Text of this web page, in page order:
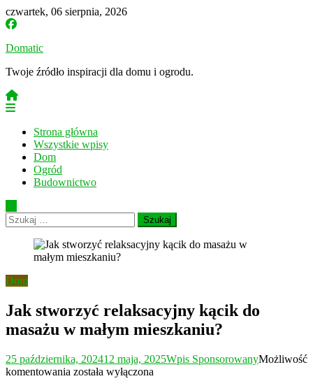
Skip
to
czwartek, 06 sierpnia, 2026
Domatic
Twoje źródło inspiracji dla domu i ogrodu.
Strona główna
Wszystkie wpisy
Dom
Ogród
Budownictwo
Szukaj:
Dom
Jak stworzyć relaksacyjny kącik do
masażu w małym mieszkaniu?
25 października, 202412 maja, 2025Wpis SponsorowanyMożliwość
komentowania Jak
została wyłączona